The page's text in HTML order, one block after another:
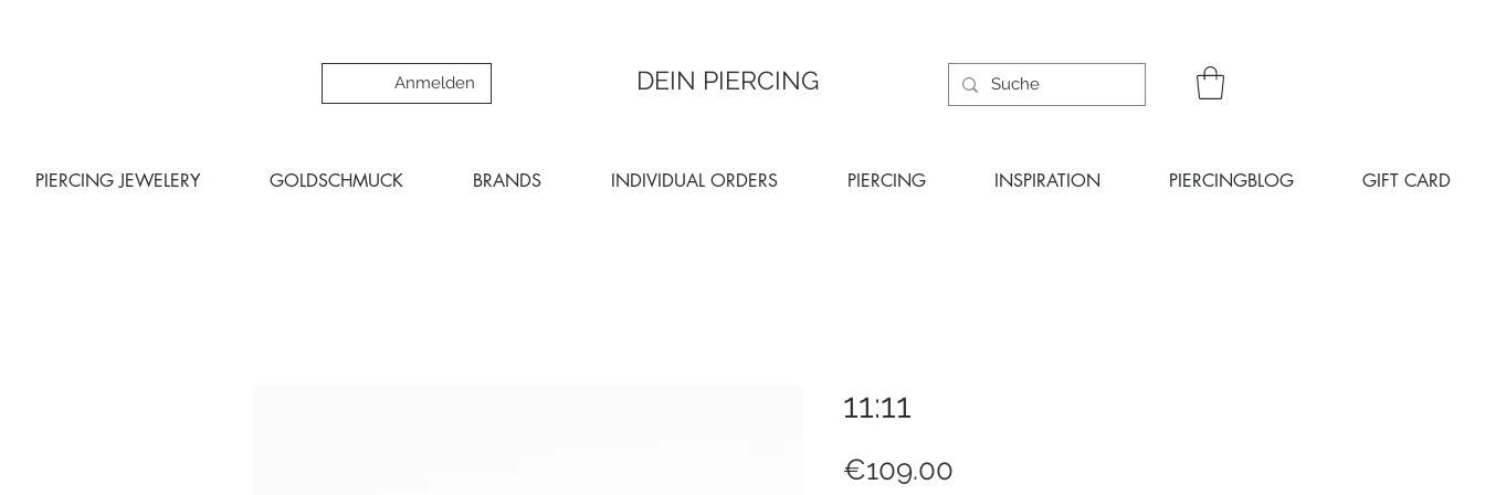
Anmelden DEIN PIERCING
PIERCING JEWELERY GOLDSCHMUCK BRANDS INDIVIDUAL ORDERS PIERCING INSPIRATION PIERCINGBLOG GIFT CARD
11:11
€109.00